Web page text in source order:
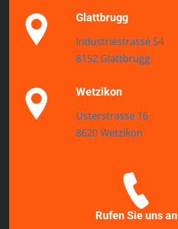
Glattbrugg
Industriestrasse 54
8152 Glattbrugg
Wetzikon
Usterstrasse 16
8620 Wetzikon
Rufen Sie uns an